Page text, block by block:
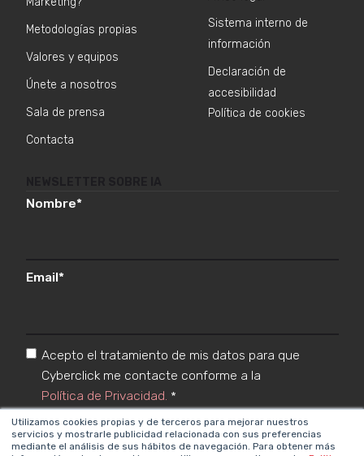
Utilizamos cookies propias y de terceros para mejorar nuestros
servicios y mostrarle publicidad relacionada con sus preferencias
mediante el análisis de sus hábitos de navegación. Para obtener más
Metodologías propias
Valores y equipos
Únete a nosotros
Sala de prensa
Contacta
Sistema interno de
información
Declaración de
accesibilidad
Política de cookies
Nombre*
Email*
Acepto el tratamiento de mis datos para que
Cyberclick me contacte conforme a la
Política de Privacidad. *